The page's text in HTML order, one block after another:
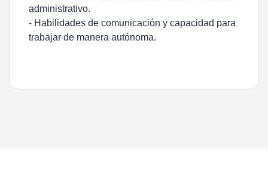
administrativo.
- Habilidades de comunicación y capacidad para
trabajar de manera autónoma.